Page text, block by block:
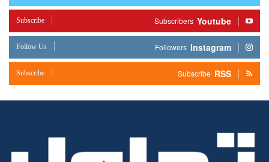
Youtube
Subscribers
Subscribe
Instagram
Followers
Follow Us
RSS
Subscribe
Subscribe